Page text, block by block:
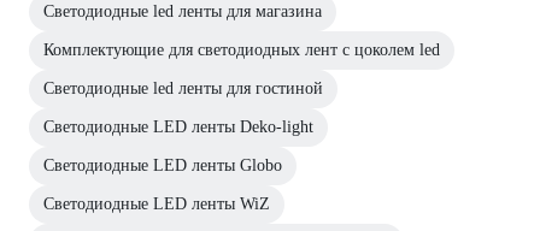
Светодиодные led ленты для магазина
Комплектующие для светодиодных лент с цоколем led
Светодиодные led ленты для гостиной
Светодиодные LED ленты Deko-light
Светодиодные LED ленты Globo
Светодиодные LED ленты WiZ